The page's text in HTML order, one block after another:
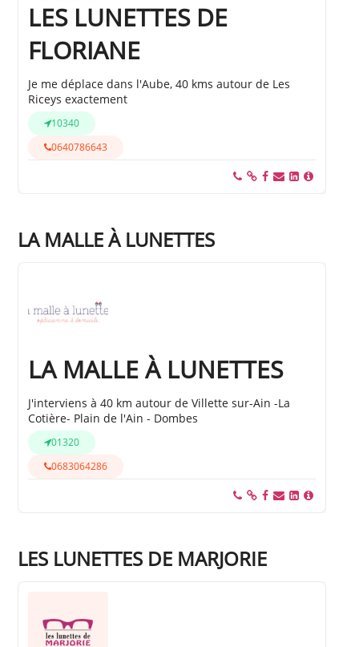
LES LUNETTES DE
FLORIANE
Je me déplace dans l'Aube, 40 kms autour de Les
Riceys exactement
10340
0640786643
LA MALLE À LUNETTES
LA MALLE À LUNETTES
J'interviens à 40 km autour de Villette sur-Ain -La
Cotière- Plain de l'Ain - Dombes
01320
0683064286
LES LUNETTES DE MARJORIE